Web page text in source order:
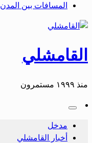
المسافات بين المدن
القامشلي
منذ ١٩٩٩ مستمرون
مدخل
أخبار القامشلي